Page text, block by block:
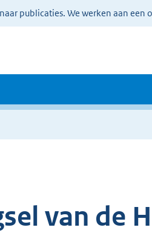
publicaties. We werken aan een
van de